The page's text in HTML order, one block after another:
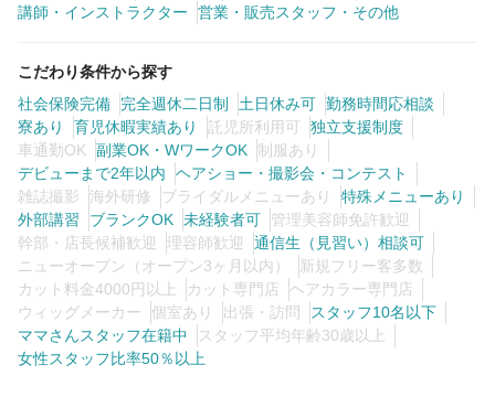
講師・インストラクター
営業・販売スタッフ・その他
こだわり条件から探す
社会保険完備
完全週休二日制 土日休み可 勤務時間応相談
寮あり
育児休暇実績あり 託児所利用可
独立支援制度
車通勤OK 副業OK・WワークOK 制服あり
デビューまで2年以内
ヘアショー・撮影会・コンテスト
雑誌撮影
海外研修 ブライダルメニューあり
特殊メニューあり
外部講習
ブランクOK 未経験者可
管理美容師免許歓迎
幹部・店長候補歓迎
理容師歓迎
通信生（見習い）相談可
ニューオープン（オープン3ヶ月以内）
新規フリー客多数
カット料金4000円以上
カット専門店
ヘアカラー専門店
ウィッグメーカー
個室あり 出張・訪問
スタッフ10名以下
ママさんスタッフ在籍中
スタッフ平均年齢30歳以上
女性スタッフ比率50％以上